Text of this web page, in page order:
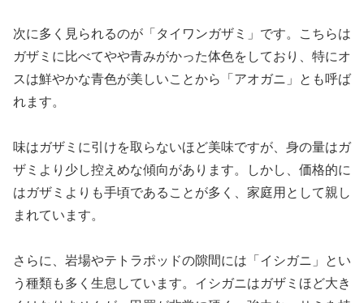
次に多く見られるのが「タイワンガザミ」です。こちらは
ガザミに比べてやや青みがかった体色をしており、特にオ
スは鮮やかな青色が美しいことから「アオガニ」とも呼ば
れます。
味はガザミに引けを取らないほど美味ですが、身の量はガ
ザミより少し控えめな傾向があります。しかし、価格的に
はガザミよりも手頃であることが多く、家庭用として親し
まれています。
さらに、岩場やテトラポッドの隙間には「イシガニ」とい
う種類も多く生息しています。イシガニはガザミほど大き